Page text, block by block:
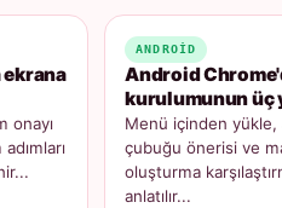
onayı
ANDROID
Android
kurulumunun üç
Menü içinden yükle,
çubuğu önerisi ve
oluşturma
anlatılır...